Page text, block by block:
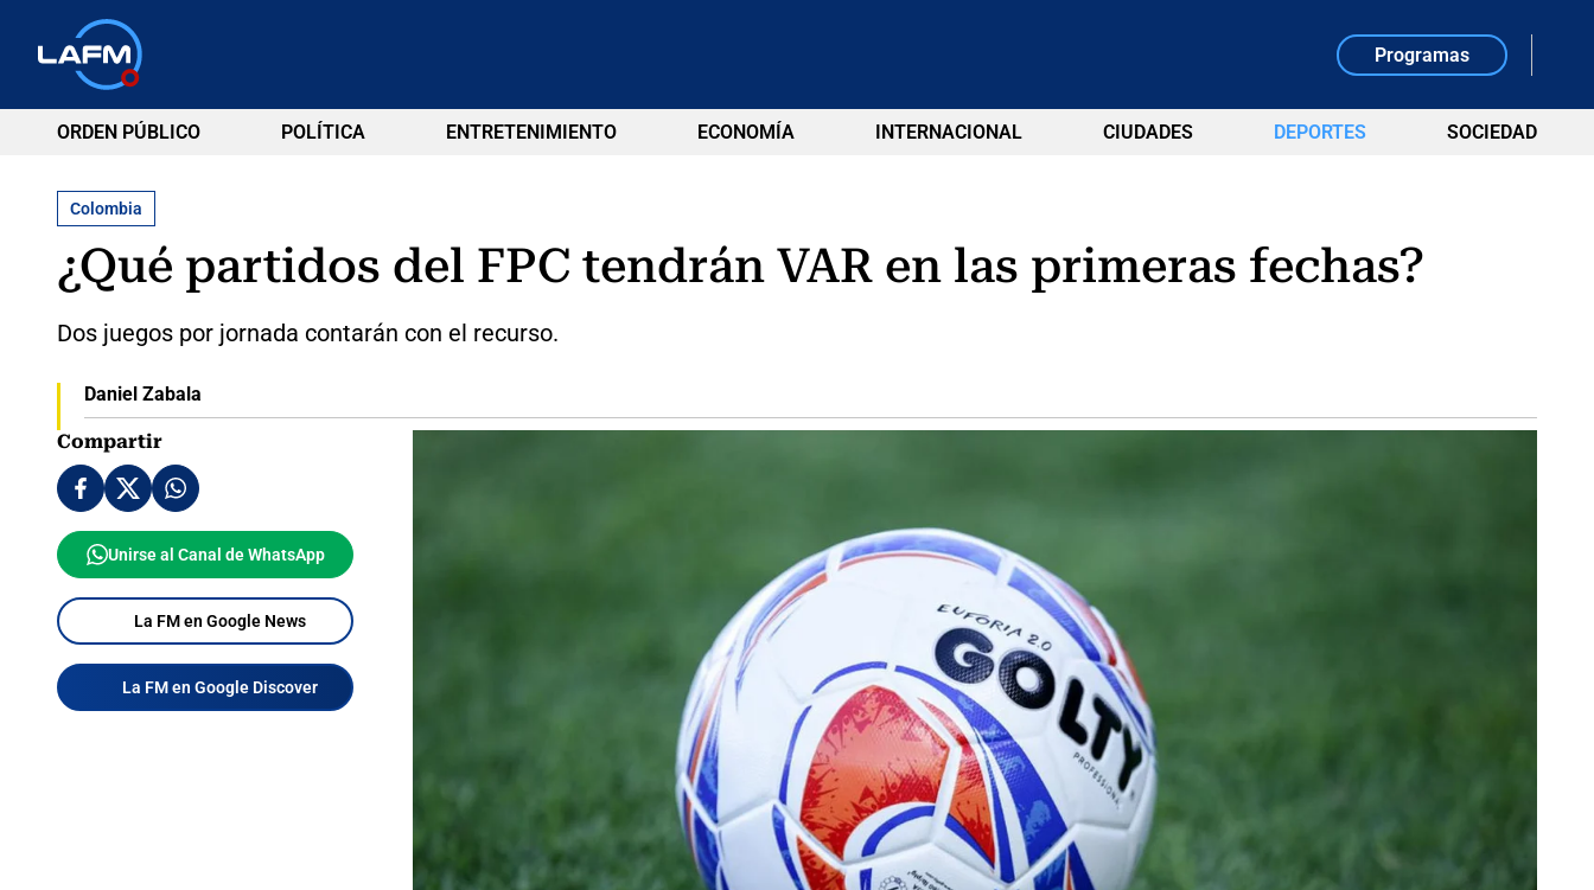
Programas
ORDEN PÚBLICO POLÍTICA ENTRETENIMIENTO ECONOMÍA INTERNACIONAL CIUDADES DEPORTES SOCIEDAD
Colombia
¿Qué partidos del FPC tendrán VAR en las primeras fechas?
Dos juegos por jornada contarán con el recurso.
Daniel Zabala
Compartir
Unirse al Canal de WhatsApp
La FM en Google News
La FM en Google Discover